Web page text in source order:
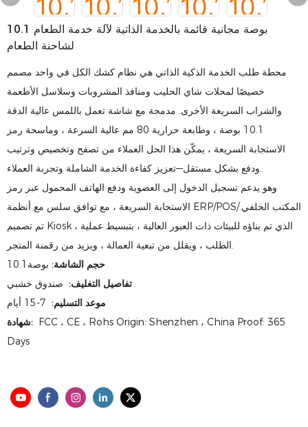
10.1 بوصة مجانية قائمة بالخدمة الذاتية لآلة خدمة الطعام
لشاحنة الطعام
محطة طلب الخدمة الذكية الذاتي هي نظام كشك الكل في واحد مصمم
خصيصًا لمحلات شاي الحليب ومنافذ المشروبات وسلاسل الأطعمة
والشراب السريعة الأخرى. مدمجة مع شاشة تعمل باللمس عالية الدقة
10.1 بوصة ، وطابعة حرارية 80 مم عالية السرعة ، وماسحة رمز
الاستجابة السريعة ، يمكّن هذا الحل العملاء من تصفح وتخصيص وترتيب
ودفع بشكل مستقل—تعزيز كفاءة الخدمة الشاملة وتجربة العملاء.
وهو يدعم تسجيل الدخول إلى العضوية ودفع الهاتف المحمول عبر رمز
الاستجابة السريعة ، مع توافق سلس مع أنظمة ERP/POS/المكتب الخلفي.
تم تصميم Kiosk ، الذي تم بناؤه للبيئات ذات العبور العالية ، بتبسيط عملية
الطلب ، ويقلل من تبعية العمالة ، ويزيد من رقمنة المتجر.
حجم الشاشة: بوصة10.1
تفاصيل التغليف: صندوق خشبي
موعد التسليم:
شهادة: FCC ، CE ، Rohs Origin: Shenzhen ، China Proof: 365
Days